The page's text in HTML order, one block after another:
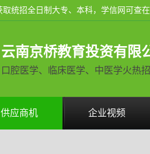
云南京桥教育投资有限
口腔医学、临床医学、中医学火热
供应商机 企业视频